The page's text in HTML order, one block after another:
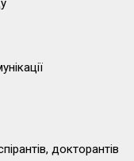
докторантів